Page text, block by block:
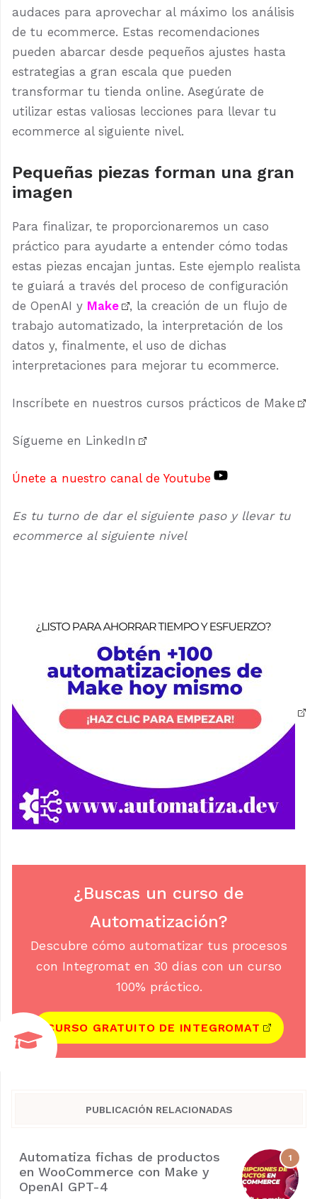
audaces para aprovechar al máximo los análisis
de tu ecommerce. Estas recomendaciones
pueden abarcar desde pequeños ajustes hasta
estrategias a gran escala que pueden
transformar tu tienda online. Asegúrate de
utilizar estas valiosas lecciones para llevar tu
ecommerce al siguiente nivel.
Pequeñas piezas forman una gran
imagen
Para finalizar, te proporcionaremos un caso
práctico para ayudarte a entender cómo todas
estas piezas encajan juntas. Este ejemplo realista
te guiará a través del proceso de configuración
de OpenAI y Make
, la creación de un flujo de
trabajo automatizado, la interpretación de los
datos y, finalmente, el uso de dichas
interpretaciones para mejorar tu ecommerce.
Inscríbete en nuestros cursos prácticos de Make
Sígueme en LinkedIn
Únete a nuestro canal de Youtube
Es tu turno de dar el siguiente paso y llevar tu
ecommerce al siguiente nivel
¿Buscas un curso de
Automatización?
Descubre cómo automatizar tus procesos
con Integromat en 30 días con un curso
100% práctico.
CURSO GRATUITO DE INTEGROMAT
PUBLICACIÓN RELACIONADAS
Automatiza fichas de productos
en WooCommerce con Make y
OpenAI GPT-4